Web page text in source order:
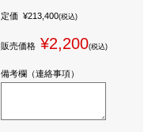
定価 ¥213,400(税込)
販売価格 ¥2,200(税込)
備考欄（連絡事項）